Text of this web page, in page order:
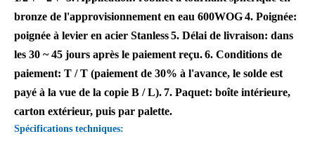
bronze de l'approvisionnement en eau 600WOG4. Poignée:
poignée à levier en acier Stanless5. Délai de livraison: dans
les 30 ~ 45 jours après le paiement reçu.6. Conditions de
paiement: T / T (paiement de 30% à l'avance, le solde est
payé à la vue de la copie B / L). 7. Paquet: boîte intérieure,
carton extérieur, puis par palette.
Spécifications techniques: